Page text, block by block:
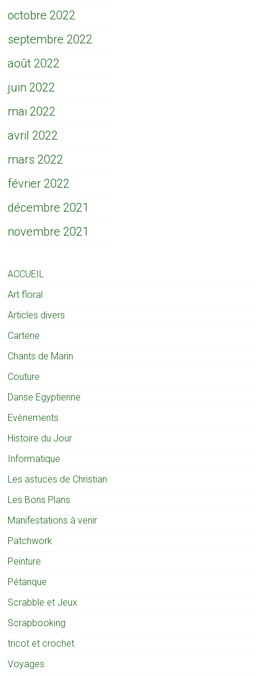
octobre 2022
septembre 2022
août 2022
juin 2022
mai 2022
avril 2022
mars 2022
février 2022
décembre 2021
novembre 2021
ACCUEIL
Art floral
Articles divers
Carterie
Chants de Marin
Couture
Danse Egyptienne
Evènements
Histoire du Jour
Informatique
Les astuces de Christian
Les Bons Plans
Manifestations à venir
Patchwork
Peinture
Pétanque
Scrabble et Jeux
Scrapbooking
tricot et crochet
Voyages